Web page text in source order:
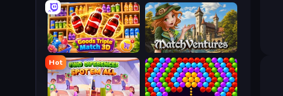
MatchVentures
Goods Triple Match 3D
Hot